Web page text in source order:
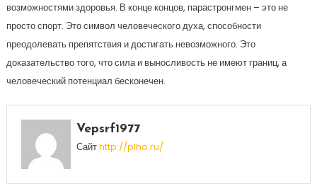
возможностями здоровья. В конце концов, парастронгмен – это не
просто спорт. Это символ человеческого духа, способности
преодолевать препятствия и достигать невозможного. Это
доказательство того, что сила и выносливость не имеют границ, а
человеческий потенциал бесконечен.
Vepsrf1977
Сайтhttp://plho.ru/